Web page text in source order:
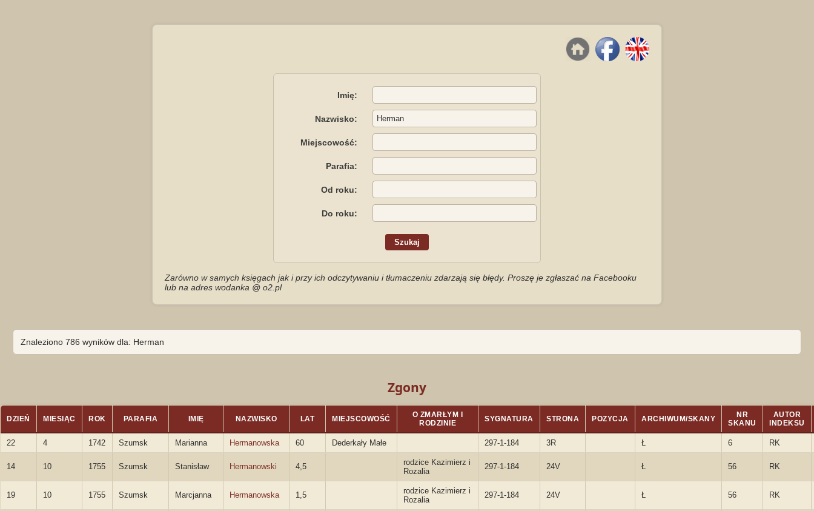
Imię:
Nazwisko:
Miejscowość:
Parafia:
Od roku:
Do roku:
Zarówno w samych księgach jak i przy ich odczytywaniu i tłumaczeniu zdarzają się błędy. Proszę je zgłaszać na Facebooku
lub na adres wodanka @ o2.pl
Znaleziono 786 wyników dla: Herman
Zgony
DZIEŃ MIESIĄC ROK PARAFIA IMIĘ NAZWISKO LAT MIEJSCOWOŚĆ
O ZMARŁYM I
RODZINIE
SYGNATURA STRONA POZYCJA ARCHIWUM/SKANY
NR
SKANU
AUTOR
INDEKSU
22 4 1742 Szumsk Marianna Hermanowska 60 Dederkały Małe 297-1-184 3R Ł 6 RK
14 10 1755 Szumsk Stanisław Hermanowski 4,5
rodzice Kazimierz i
Rozalia
297-1-184 24V Ł 56 RK
19 10 1755 Szumsk Marcjanna Hermanowska 1,5
rodzice Kazimierz i
Rozalia
297-1-184 24V Ł 56 RK